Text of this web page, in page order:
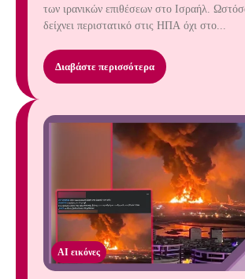
των ιρανικών επιθέσεων στο Ισραήλ.
δείχνει περιστατικό στις ΗΠΑ όχι στο...
Διαβάστε περισσότερα
AI εικόνες